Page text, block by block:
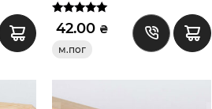
Оценка
5.00
₴
42.00
м.пог